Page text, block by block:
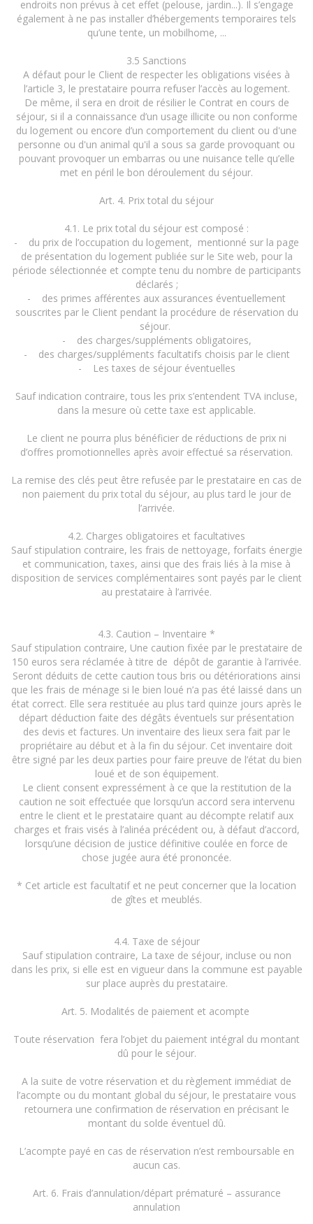
endroits non prévus à cet effet (pelouse, jardin...). Il s’engage
également à ne pas installer d’hébergements temporaires tels
qu’une tente, un mobilhome, ...
3.5 Sanctions
A défaut pour le Client de respecter les obligations visées à
l’article 3, le prestataire pourra refuser l’accès au logement.
De même, il sera en droit de résilier le Contrat en cours de
séjour, si il a connaissance d’un usage illicite ou non conforme
du logement ou encore d’un comportement du client ou d'une
personne ou d'un animal qu'il a sous sa garde provoquant ou
pouvant provoquer un embarras ou une nuisance telle qu’elle
met en péril le bon déroulement du séjour.
Art. 4. Prix total du séjour
4.1. Le prix total du séjour est composé :
- du prix de l’occupation du logement, mentionné sur la page
de présentation du logement publiée sur le Site web, pour la
période sélectionnée et compte tenu du nombre de participants
déclarés ;
- des primes afférentes aux assurances éventuellement
souscrites par le Client pendant la procédure de réservation du
séjour.
- des charges/suppléments obligatoires,
- des charges/suppléments facultatifs choisis par le client
- Les taxes de séjour éventuelles
Sauf indication contraire, tous les prix s’entendent TVA incluse,
dans la mesure où cette taxe est applicable.
Le client ne pourra plus bénéficier de réductions de prix ni
d’offres promotionnelles après avoir effectué sa réservation.
La remise des clés peut être refusée par le prestataire en cas de
non paiement du prix total du séjour, au plus tard le jour de
l’arrivée.
4.2. Charges obligatoires et facultatives
Sauf stipulation contraire, les frais de nettoyage, forfaits énergie
et communication, taxes, ainsi que des frais liés à la mise à
disposition de services complémentaires sont payés par le client
au prestataire à l’arrivée.
4.3. Caution – Inventaire *
Sauf stipulation contraire, Une caution fixée par le prestataire de
150 euros sera réclamée à titre de dépôt de garantie à l’arrivée.
Seront déduits de cette caution tous bris ou détériorations ainsi
que les frais de ménage si le bien loué n’a pas été laissé dans un
état correct. Elle sera restituée au plus tard quinze jours après le
départ déduction faite des dégâts éventuels sur présentation
des devis et factures. Un inventaire des lieux sera fait par le
propriétaire au début et à la fin du séjour. Cet inventaire doit
être signé par les deux parties pour faire preuve de l’état du bien
loué et de son équipement.
Le client consent expressément à ce que la restitution de la
caution ne soit effectuée que lorsqu’un accord sera intervenu
entre le client et le prestataire quant au décompte relatif aux
charges et frais visés à l’alinéa précédent ou, à défaut d’accord,
lorsqu’une décision de justice définitive coulée en force de
chose jugée aura été prononcée.
* Cet article est facultatif et ne peut concerner que la location
de gîtes et meublés.
4.4. Taxe de séjour
Sauf stipulation contraire, La taxe de séjour, incluse ou non
dans les prix, si elle est en vigueur dans la commune est payable
sur place auprès du prestataire.
Art. 5. Modalités de paiement et acompte
Toute réservation fera l’objet du paiement intégral du montant
dû pour le séjour.
A la suite de votre réservation et du règlement immédiat de
l’acompte ou du montant global du séjour, le prestataire vous
retournera une confirmation de réservation en précisant le
montant du solde éventuel dû.
L’acompte payé en cas de réservation n’est remboursable en
aucun cas.
Art. 6. Frais d’annulation/départ prématuré – assurance
annulation